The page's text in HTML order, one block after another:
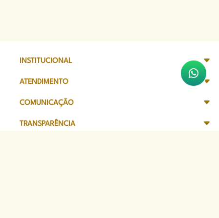
INSTITUCIONAL
ATENDIMENTO
COMUNICAÇÃO
TRANSPARÊNCIA